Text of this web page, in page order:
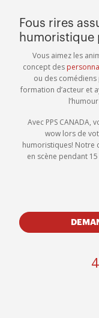
Fous rires
humoristique
Vous aimez les
concept des
ou des
formation d’acteur et
Avec PPS
wow lors de
humoristiques! Notre
en scène pendant